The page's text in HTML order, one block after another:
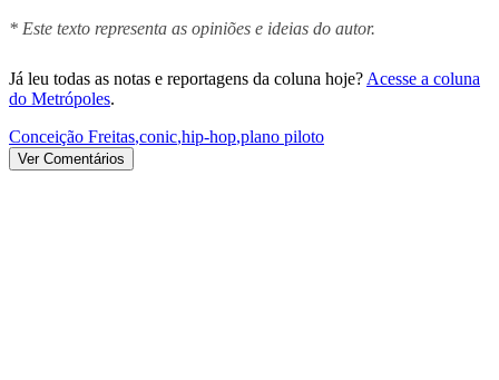
* Este texto representa as opiniões e ideias do autor.
Já leu todas as notas e reportagens da coluna hoje? Acesse a coluna
do Metrópoles.
Conceição Freitas,conic,hip-hop,plano piloto
Ver Comentários